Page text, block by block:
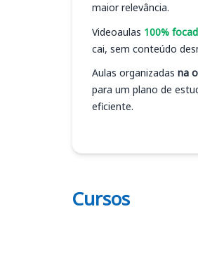
maior relevância.
Videoaulas 100%
cai, sem conteúdo
Aulas organizadas na
para um plano de
eficiente.
Cursos